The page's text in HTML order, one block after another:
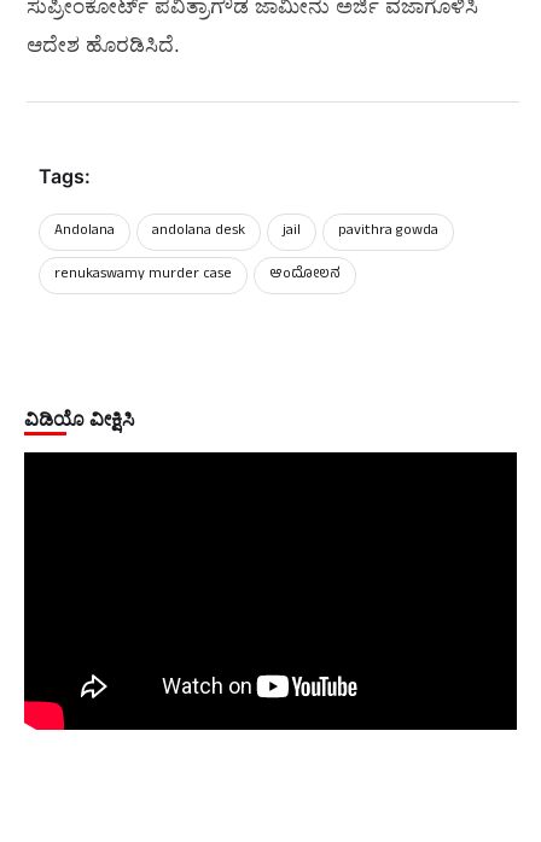
ಸುಪ್ರೀಂಕೋರ್ಟ್‌ ಪವಿತ್ರಾಗೌಡ ಜಾಮೀನು ಅರ್ಜಿ ವಜಾಗೊಳಿಸಿ
ಆದೇಶ ಹೊರಡಿಸಿದೆ.
Tags:
Andolana andolana desk jail
pavithra gowda
renukaswamy murder case
ಆಂದೋಲನ
ವಿಡಿಯೊ ವೀಕ್ಷಿಸಿ